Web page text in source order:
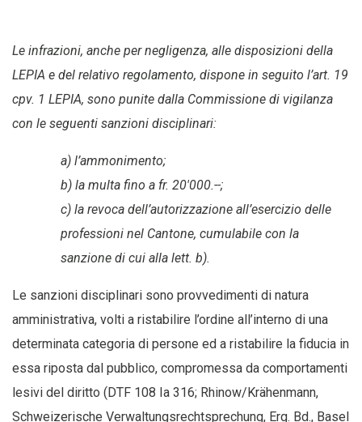
Le infrazioni, anche per negligenza, alle disposizioni della
LEPIA e del relativo regolamento, dispone in seguito l’art. 19
cpv. 1 LEPIA, sono punite dalla Commissione di vigilanza
con le seguenti sanzioni disciplinari:
a) l’ammonimento;
b) la multa fino a fr. 20'000.--;
c) la revoca dell’autorizzazione all’esercizio delle
professioni nel Cantone, cumulabile con la
sanzione di cui alla lett. b).
Le sanzioni disciplinari sono provvedimenti di natura
amministrativa, volti a ristabilire l’ordine all’interno di una
determinata categoria di persone ed a ristabilire la fiducia in
essa riposta dal pubblico, compromessa da comportamenti
lesivi del diritto (DTF 108 Ia 316; Rhinow/Krähenmann,
Schweizerische Verwaltungsrechtsprechung, Erg. Bd., Basel